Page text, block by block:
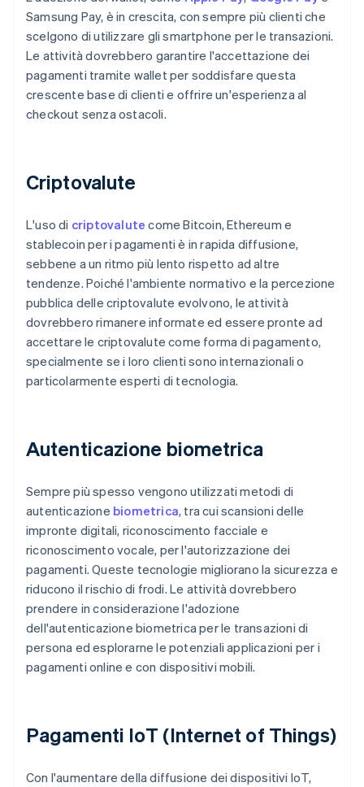
Samsung Pay, è in crescita, con sempre più clienti che
scelgono di utilizzare gli smartphone per le transazioni.
Le attività dovrebbero garantire l'accettazione dei
pagamenti tramite wallet per soddisfare questa
crescente base di clienti e offrire un'esperienza al
checkout senza ostacoli.
Criptovalute
L'uso di criptovalute come Bitcoin, Ethereum e
stablecoin per i pagamenti è in rapida diffusione,
sebbene a un ritmo più lento rispetto ad altre
tendenze. Poiché l'ambiente normativo e la percezione
pubblica delle criptovalute evolvono, le attività
dovrebbero rimanere informate ed essere pronte ad
accettare le criptovalute come forma di pagamento,
specialmente se i loro clienti sono internazionali o
particolarmente esperti di tecnologia.
Autenticazione biometrica
Sempre più spesso vengono utilizzati metodi di
autenticazione biometrica, tra cui scansioni delle
impronte digitali, riconoscimento facciale e
riconoscimento vocale, per l'autorizzazione dei
pagamenti. Queste tecnologie migliorano la sicurezza e
riducono il rischio di frodi. Le attività dovrebbero
prendere in considerazione l'adozione
dell'autenticazione biometrica per le transazioni di
persona ed esplorarne le potenziali applicazioni per i
pagamenti online e con dispositivi mobili.
Pagamenti IoT (Internet of Things)
Con l'aumentare della diffusione dei dispositivi IoT,